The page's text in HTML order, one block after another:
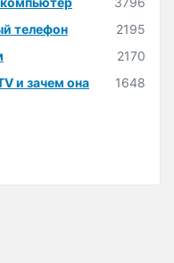
телефон
2195
2170
и зачем она
1648